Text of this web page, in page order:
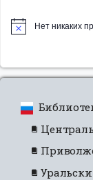
Нет никаких